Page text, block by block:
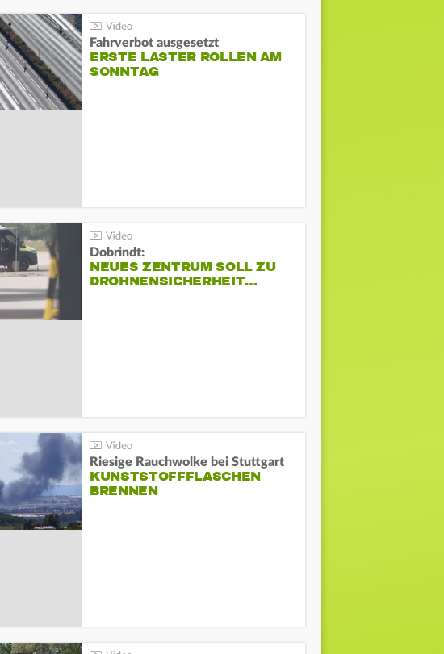
Fahrverbot ausgesetzt
ERSTE LASTER ROLLEN AM
SONNTAG
Dobrindt:
NEUES ZENTRUM SOLL ZU
DROHNENSICHERHEIT…
Riesige Rauchwolke bei Stuttgart
KUNSTSTOFFFLASCHEN
BRENNEN